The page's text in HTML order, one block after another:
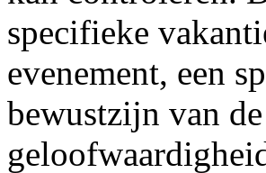
specifieke
evenement, een
bewustzijn van